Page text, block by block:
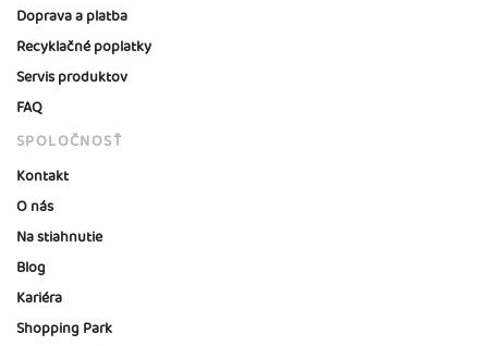
Doprava a platba
Recyklačné poplatky
Servis produktov
FAQ
SPOLOČNOSŤ
Kontakt
O nás
Na stiahnutie
Blog
Kariéra
Shopping Park